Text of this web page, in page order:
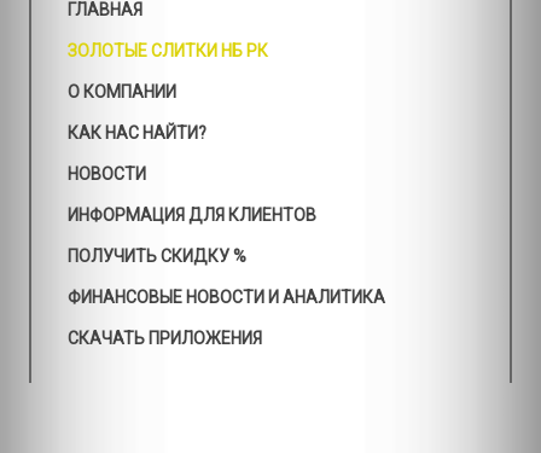
ГЛАВНАЯ
ЗОЛОТЫЕ СЛИТКИ НБ РК
О КОМПАНИИ
КАК НАС НАЙТИ?
НОВОСТИ
ИНФОРМАЦИЯ ДЛЯ КЛИЕНТОВ
ПОЛУЧИТЬ СКИДКУ %
ФИНАНСОВЫЕ НОВОСТИ И АНАЛИТИКА
СКАЧАТЬ ПРИЛОЖЕНИЯ